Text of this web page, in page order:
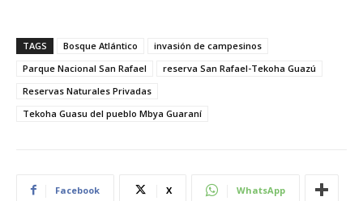
TAGS Bosque Atlántico
invasión de campesinos
Parque Nacional San Rafael
reserva San Rafael-Tekoha Guazú
Reservas Naturales Privadas
Tekoha Guasu del pueblo Mbya Guaraní
Facebook X WhatsApp